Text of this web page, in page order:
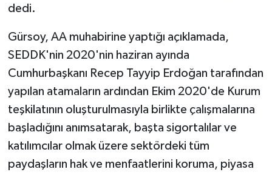
dedi.
Gürsoy, AA muhabirine yaptığı açıklamada,
SEDDK'nin 2020'nin haziran ayında
Cumhurbaşkanı Recep Tayyip Erdoğan tarafından
yapılan atamaların ardından Ekim 2020'de Kurum
teşkilatının oluşturulmasıyla birlikte çalışmalarına
başladığını anımsatarak, başta sigortalılar ve
katılımcılar olmak üzere sektördeki tüm
paydaşların hak ve menfaatlerini koruma, piyasa